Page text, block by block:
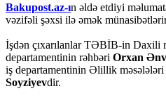
Bakupost.az-ın əldə etdiyi
vəzifəli şəxsi ilə əmək
İşdən çıxarılanlar TƏBİB-in Daxili
departamentinin rəhbəri Orxan
iş departamentinin Əlillik
Soyziyevdir.